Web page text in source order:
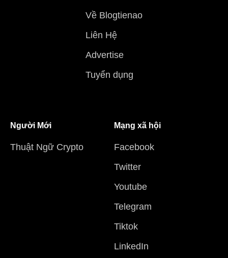
Về Blogtienao
Liên Hệ
Advertise
Tuyển dụng
Người Mới
Thuật Ngữ Crypto
Mạng xã hội
Facebook
Twitter
Youtube
Telegram
Tiktok
LinkedIn